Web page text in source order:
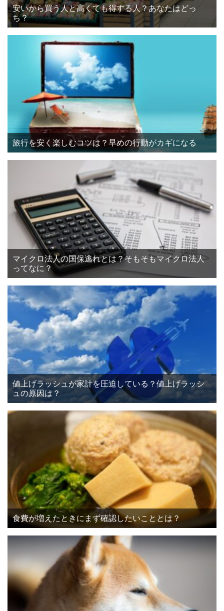
安いから買う人と高くても得する人？あなたはどっ
ち？
旅行を安く楽しむコツは？早めの行動がカギになる
マイクロ法人の国保逃れとは？そもそもマイクロ法人
ってなに？
値上げラッシュが家計を圧迫している？値上げラッシ
ュの原因は？
食費が増えたときにまず確認したいこととは？